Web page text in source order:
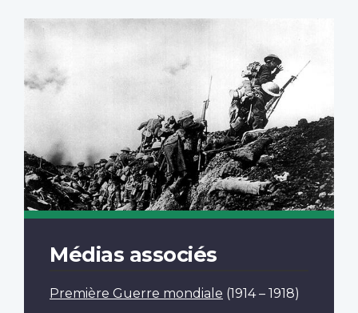
Médias associés
Première Guerre mondiale (1914 – 1918)